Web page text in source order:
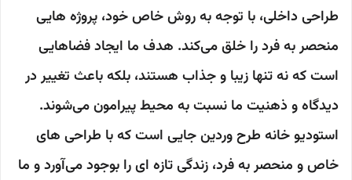
طراحی داخلی، با توجه به روش خاص خود، پروژه هایی
منحصر به فرد را خلق می‌کند. هدف ما ایجاد فضاهایی
است که نه تنها زیبا و جذاب هستند، بلکه باعث تغییر در
دیدگاه و ذهنیت ما نسبت به محیط پیرامون می‌شوند.
استودیو خانه طرح وردین جایی است که با طراحی های
خاص و منحصر به فرد، زندگی تازه ای را بوجود می‌آورد و ما